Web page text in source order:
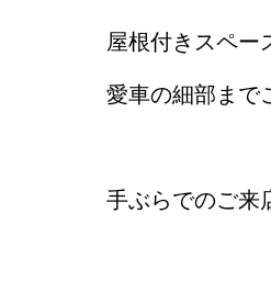
屋根付きスペー
愛車の細部まで
手ぶらでのご来